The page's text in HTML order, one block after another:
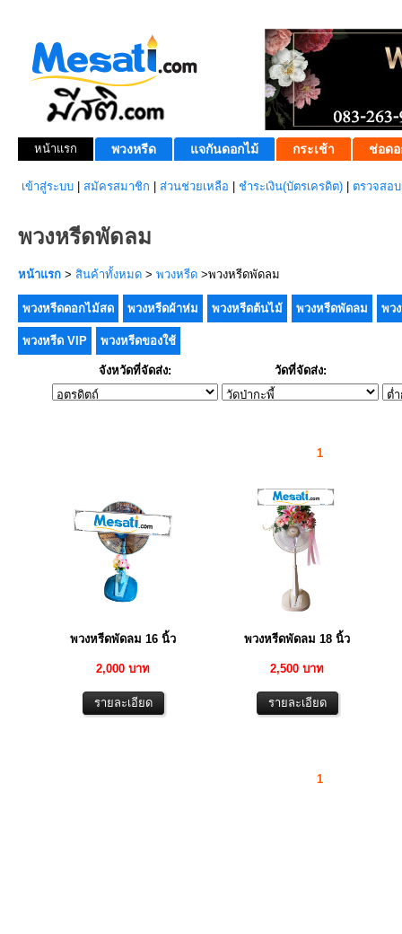
หน้าแรก พวงหรีด แจกันดอกไม้ กระเช้า ช่อดอ
เข้าสู่ระบบ สมัครสมาชิก ส่วนช่วยเหลือ ชำระเงิน(บัตรเครดิต) ตรวจสอ
พวงหรีดพัดลม
หน้าแรก > สินค้าทั้งหมด > พวงหรีด >พวงหรีดพัดลม
พวงหรีดดอกไม้สด พวงหรีดผ้าห่ม พวงหรีดต้นไม้ พวงหรีดพัดลม พว
พวงหรีด VIP พวงหรีดของใช้
จังหวัดที่จัดส่ง: วัดที่จัดส่ง:
1
พวงหรีดพัดลม 16 นิ้ว
2,000 บาท
พวงหรีดพัดลม 18 นิ้ว
2,500 บาท
1